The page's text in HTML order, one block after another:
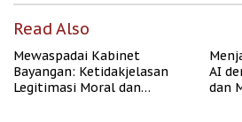
Read Also
Mewaspadai Kabinet
Bayangan: Ketidakjelasan
Legitimasi Moral dan
AI
dan